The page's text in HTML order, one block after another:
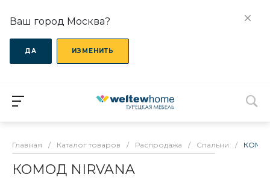
Ваш город Москва?
ДА ИЗМЕНИТЬ
Главная / Каталог товаров / Распродажа / Спальни /
КОМОД NIRVANA